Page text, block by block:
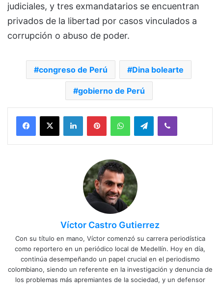
judiciales, y tres exmandatarios se encuentran
privados de la libertad por casos vinculados a
corrupción o abuso de poder.
congreso de Perú Dina bolearte
gobierno de Perú
Facebook
X LinkedInPinterestWhatsAppTelegramViber
Víctor Castro Gutierrez
Con su título en mano, Víctor comenzó su carrera periodística
como reportero en un periódico local de Medellín. Hoy en día,
continúa desempeñando un papel crucial en el periodismo
colombiano, siendo un referente en la investigación y denuncia de
los problemas más apremiantes de la sociedad, y un defensor